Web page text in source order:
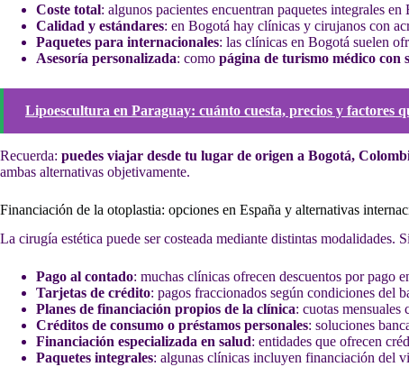
Coste total: algunos pacientes encuentran paquetes integrales
Calidad y estándares: en Bogotá hay clínicas y cirujanos con
Paquetes para internacionales: las clínicas en Bogotá suelen
Asesoría personalizada: como página de turismo médico con
Lipoescultura en Paraguay: cuánto cuesta, precios y factores
Recuerda: puedes viajar desde tu lugar de origen a Bogotá,
ambas alternativas objetivamente.
Financiación de la otoplastia: opciones en España y alternativas
La cirugía estética puede ser costeada mediante distintas modalidades.
Pago al contado: muchas clínicas ofrecen descuentos por pago
Tarjetas de crédito: pagos fraccionados según condiciones del
Planes de financiación propios de la clínica: cuotas mensuales
Créditos de consumo o préstamos personales: soluciones
Financiación especializada en salud: entidades que ofrecen
Paquetes integrales: algunas clínicas incluyen financiación del